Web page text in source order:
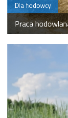
Dla hodowcy
Praca